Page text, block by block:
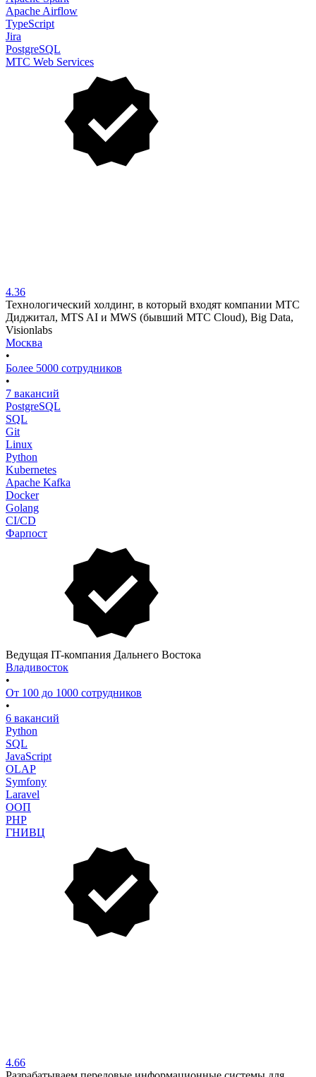
Apache Airflow
TypeScript
Jira
PostgreSQL
МТС Web Services
4.36
Технологический холдинг, в который входят компании МТС
Диджитал, MTS AI и MWS (бывший МТС Cloud), Big Data,
Visionlabs
Москва
•
Более 5000 сотрудников
•
7 вакансий
PostgreSQL
SQL
Git
Linux
Python
Kubernetes
Apache Kafka
Docker
Golang
CI/CD
Фарпост
Ведущая IT-компания Дальнего Востока
Владивосток
•
От 100 до 1000 сотрудников
•
6 вакансий
Python
SQL
JavaScript
OLAP
Symfony
Laravel
ООП
PHP
ГНИВЦ
4.66